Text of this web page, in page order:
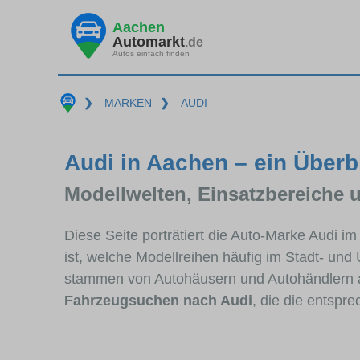
Aachen
Automarkt.de
Autos einfach finden
❯ MARKEN ❯ AUDI
Audi in Aachen – ein
Modellwelten, Einsatzbereiche
Diese Seite porträtiert die Auto-Marke Audi
ist, welche Modellreihen häufig im Stadt-
stammen von Autohäusern und
Fahrzeugsuchen nach Audi, die die